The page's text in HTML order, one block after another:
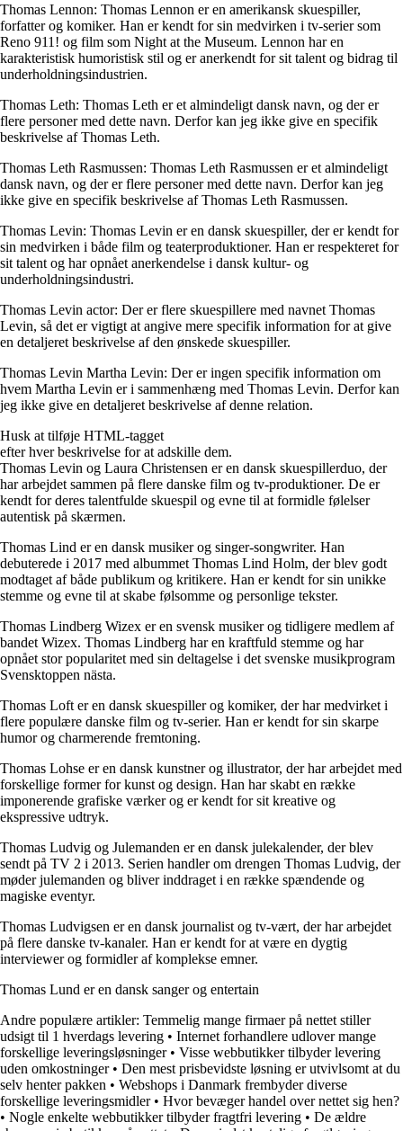
Thomas Lennon: Thomas Lennon er en amerikansk skuespiller,
forfatter og komiker. Han er kendt for sin medvirken i tv-serier som
Reno 911! og film som Night at the Museum. Lennon har en
karakteristisk humoristisk stil og er anerkendt for sit talent og bidrag til
underholdningsindustrien.
Thomas Leth: Thomas Leth er et almindeligt dansk navn, og der er
flere personer med dette navn. Derfor kan jeg ikke give en specifik
beskrivelse af Thomas Leth.
Thomas Leth Rasmussen: Thomas Leth Rasmussen er et almindeligt
dansk navn, og der er flere personer med dette navn. Derfor kan jeg
ikke give en specifik beskrivelse af Thomas Leth Rasmussen.
Thomas Levin: Thomas Levin er en dansk skuespiller, der er kendt for
sin medvirken i både film og teaterproduktioner. Han er respekteret for
sit talent og har opnået anerkendelse i dansk kultur- og
underholdningsindustri.
Thomas Levin actor: Der er flere skuespillere med navnet Thomas
Levin, så det er vigtigt at angive mere specifik information for at give
en detaljeret beskrivelse af den ønskede skuespiller.
Thomas Levin Martha Levin: Der er ingen specifik information om
hvem Martha Levin er i sammenhæng med Thomas Levin. Derfor kan
jeg ikke give en detaljeret beskrivelse af denne relation.
Husk at tilføje HTML-tagget
efter hver beskrivelse for at adskille dem.
Thomas Levin og Laura Christensen er en dansk skuespillerduo, der
har arbejdet sammen på flere danske film og tv-produktioner. De er
kendt for deres talentfulde skuespil og evne til at formidle følelser
autentisk på skærmen.
Thomas Lind er en dansk musiker og singer-songwriter. Han
debuterede i 2017 med albummet Thomas Lind Holm, der blev godt
modtaget af både publikum og kritikere. Han er kendt for sin unikke
stemme og evne til at skabe følsomme og personlige tekster.
Thomas Lindberg Wizex er en svensk musiker og tidligere medlem af
bandet Wizex. Thomas Lindberg har en kraftfuld stemme og har
opnået stor popularitet med sin deltagelse i det svenske musikprogram
Svensktoppen nästa.
Thomas Loft er en dansk skuespiller og komiker, der har medvirket i
flere populære danske film og tv-serier. Han er kendt for sin skarpe
humor og charmerende fremtoning.
Thomas Lohse er en dansk kunstner og illustrator, der har arbejdet med
forskellige former for kunst og design. Han har skabt en række
imponerende grafiske værker og er kendt for sit kreative og
ekspressive udtryk.
Thomas Ludvig og Julemanden er en dansk julekalender, der blev
sendt på TV 2 i 2013. Serien handler om drengen Thomas Ludvig, der
møder julemanden og bliver inddraget i en række spændende og
magiske eventyr.
Thomas Ludvigsen er en dansk journalist og tv-vært, der har arbejdet
på flere danske tv-kanaler. Han er kendt for at være en dygtig
interviewer og formidler af komplekse emner.
Thomas Lund er en dansk sanger og entertain
Andre populære artikler: Temmelig mange firmaer på nettet stiller
udsigt til 1 hverdags levering • Internet forhandlere udlover mange
forskellige leveringsløsninger• Visse webbutikker tilbyder levering
uden omkostninger• Den mest prisbevidste løsning er utvivlsomt at du
selv henter pakken • Webshops i Danmark frembyder diverse
forskellige leveringsmidler• Hvor bevæger handel over nettet sig hen?
• Nogle enkelte webbutikker tilbyder fragtfri levering • De ældre